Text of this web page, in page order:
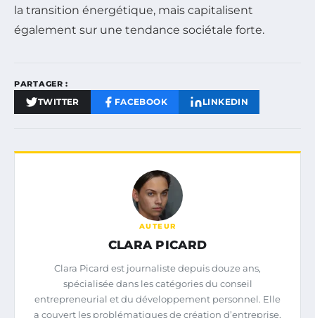
la transition énergétique, mais capitalisent
également sur une tendance sociétale forte.
PARTAGER :
TWITTER FACEBOOK LINKEDIN
AUTEUR
CLARA PICARD
Clara Picard est journaliste depuis douze ans,
spécialisée dans les catégories du conseil
entrepreneurial et du développement personnel. Elle
a couvert les problématiques de création d’entreprise,